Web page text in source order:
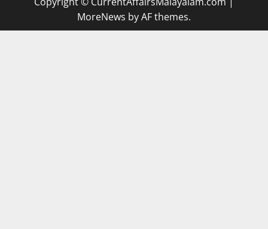
MoreNews by AF themes.